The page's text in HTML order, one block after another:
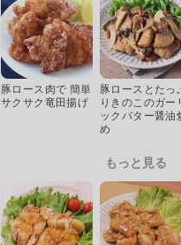
豚ロース肉で 簡単
サクサク竜田揚げ
豚ロースとたっ
りきのこのガー
ックバター醤油
め
もっと見る